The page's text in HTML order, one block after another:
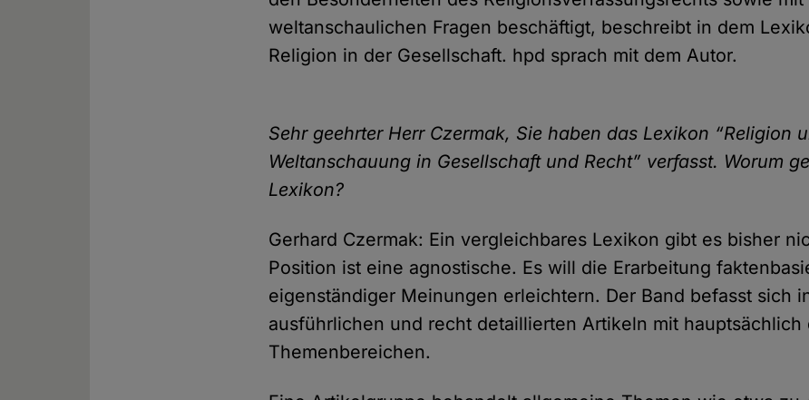
weltanschaulichen Fragen beschäftigt, beschreibt in dem
Religion in der Gesellschaft. hpd sprach mit dem Autor.
Sehr geehrter Herr Czermak, Sie haben das Lexikon “Religion
Weltanschauung in Gesellschaft und Recht” verfasst. Worum
Lexikon?
Gerhard Czermak: Ein vergleichbares Lexikon gibt es bisher
Position ist eine agnostische. Es will die Erarbeitung
eigenständiger Meinungen erleichtern. Der Band befasst sich
ausführlichen und recht detaillierten Artikeln mit hauptsächlich
Themenbereichen.